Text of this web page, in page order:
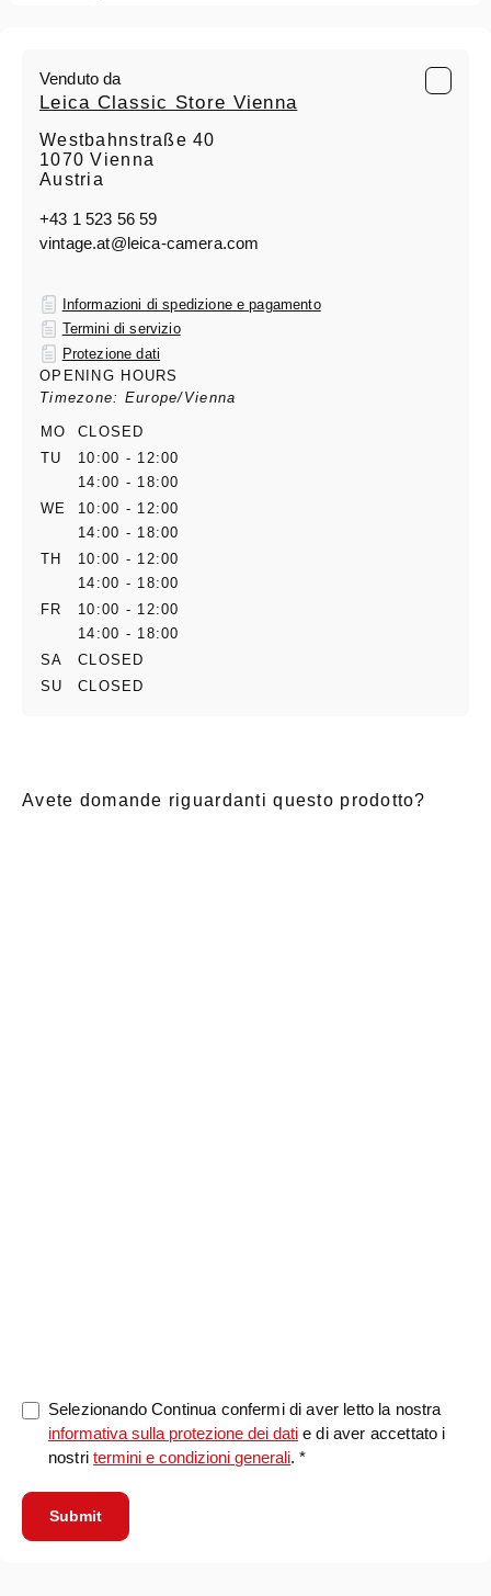
Venduto da
Leica Classic Store Vienna
Westbahnstraße 40
1070 Vienna
Austria
+43 1 523 56 59
vintage.at@leica-camera.com
Informazioni di spedizione e pagamento
Termini di servizio
Protezione dati
OPENING HOURS
Timezone: Europe/Vienna
MO
CLOSED
TU
10:00 - 12:00
14:00 - 18:00
WE
10:00 - 12:00
14:00 - 18:00
TH
10:00 - 12:00
14:00 - 18:00
FR
10:00 - 12:00
14:00 - 18:00
SA
CLOSED
SU
CLOSED
Avete domande riguardanti questo prodotto?
Selezionando Continua confermi di aver letto la nostra
informativa sulla protezione dei dati e di aver accettato i
nostritermini e condizioni generali. *
Submit